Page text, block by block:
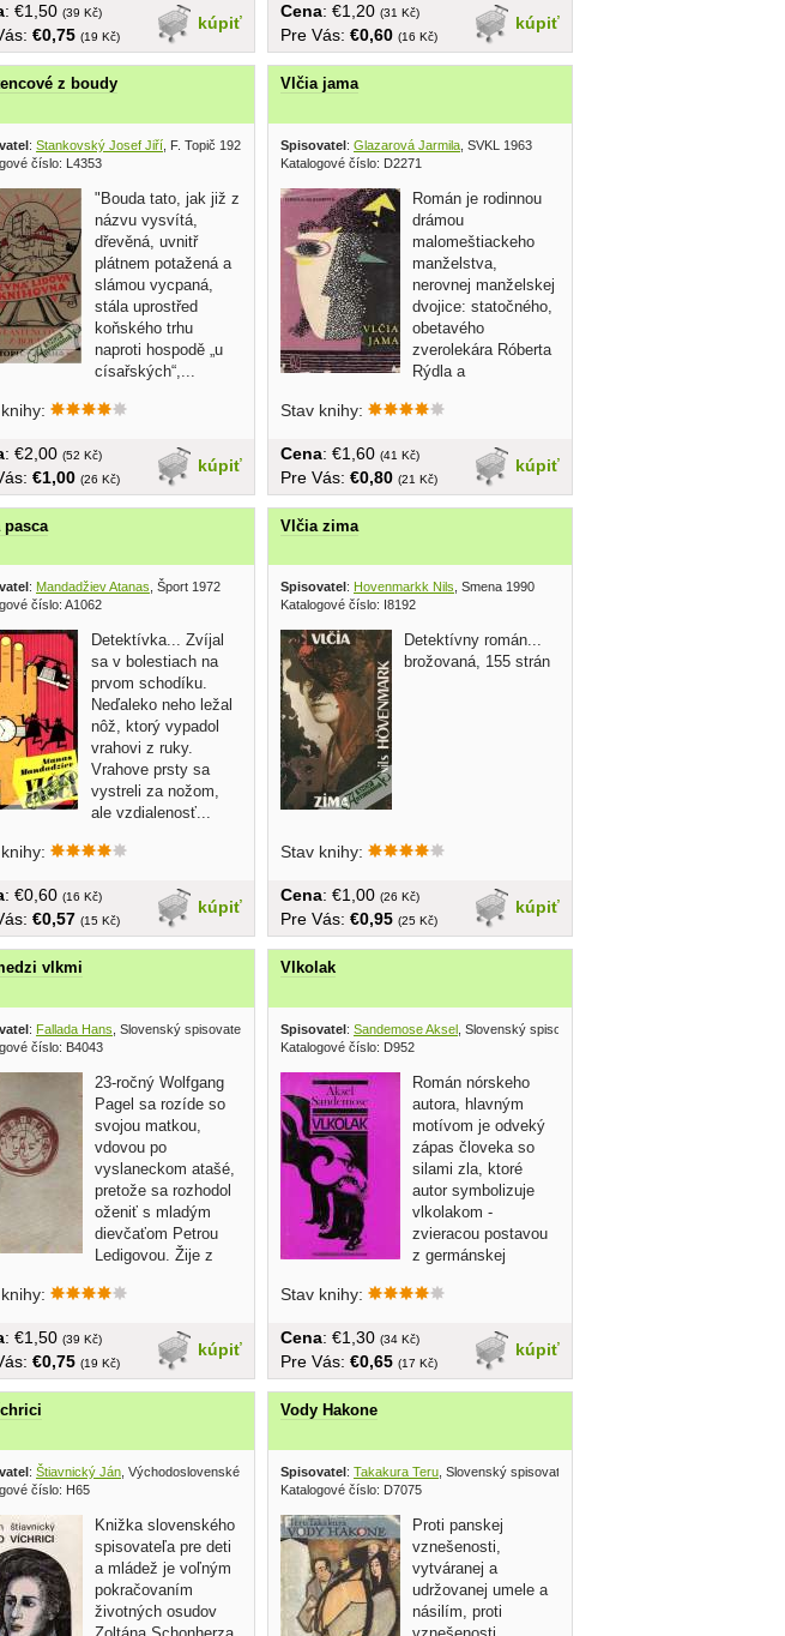
kúpiť
: €1,50 (39 Kč)
€0,75 (19 Kč)
kúpiť
Cena: €1,20 (31 Kč)
Pre Vás: €0,60 (16 Kč)
z boudy
: Stankovský Josef Jiří , F. Topič 1928
číslo: L4353
"Bouda tato, jak již z
názvu vysvítá,
dřevěná, uvnitř
plátnem potažená a
slámou vycpaná,
stála uprostřed
koňského trhu
naproti hospodě „u
císařských“,...
kúpiť
: €2,00 (52 Kč)
€1,00 (26 Kč)
Vlčia jama
Spisovatel: Glazarová Jarmila , SVKL 1963
Katalogové číslo: D2271
Román je rodinnou
drámou
malomeštiackeho
manželstva,
nerovnej manželskej
dvojice: statočného,
obetavého
zverolekára Róberta
Rýdla a
egoistickej,...
Stav knihy:
kúpiť
Cena: €1,60 (41 Kč)
Pre Vás: €0,80 (21 Kč)
pasca
: Mandadžiev Atanas, Šport 1972
číslo: A1062
Detektívka... Zvíjal
sa v bolestiach na
prvom schodíku.
Neďaleko neho ležal
nôž, ktorý vypadol
vrahovi z ruky.
Vrahove prsty sa
vystreli za nožom,
ale vzdialenosť...
kúpiť
: €0,60 (16 Kč)
€0,57 (15 Kč)
Vlčia zima
Spisovatel : Hovenmarkk Nils, Smena 1990
Katalogové číslo: I8192
Detektívny román...
brožovaná, 155 strán
Stav knihy:
kúpiť
Cena: €1,00 (26 Kč)
Pre Vás: €0,95 (25 Kč)
vlkmi
: Fallada Hans , Slovenský spisovateľ 1957
číslo: B4043
23-ročný Wolfgang
Pagel sa rozíde so
svojou matkou,
vdovou po
vyslaneckom atašé,
pretože sa rozhodol
oženiť s mladým
dievčaťom Petrou
Ledigovou. Žije z
kúpiť
: €1,50 (39 Kč)
€0,75 (19 Kč)
Vlkolak
Spisovatel: Sandemose Aksel , Slovenský spisovateľ 1979
Katalogové číslo: D952
Román nórskeho
autora, hlavným
motívom je odveký
zápas človeka so
silami zla, ktoré
autor symbolizuje
vlkolakom -
zvieracou postavou
z germánskej
sa...
Stav knihy:
kúpiť
Cena: €1,30 (34 Kč)
Pre Vás: €0,65 (17 Kč)
: Štiavnický Ján , Východoslovenské vydavateľstvo 1986
číslo: H65
Knižka slovenského
spisovateľa pre deti
a mládež je voľným
pokračovaním
životných osudov
Vody Hakone
Spisovatel: Takakura Teru , Slovenský spisovateľ 1959
Katalogové číslo: D7075
Proti panskej
vznešenosti,
vytváranej a
udržovanej umele a
násilím, proti